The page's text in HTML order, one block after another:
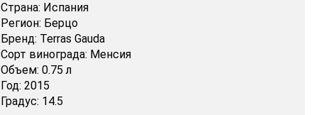
Страна: Испания
Регион: Берцо
Бренд: Terras Gauda
Сорт винограда: Менсия
Объем: 0.75 л
Год: 2015
Градус: 14.5